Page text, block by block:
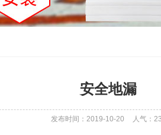
安全地漏
发布时间：2019-10-20 人气：